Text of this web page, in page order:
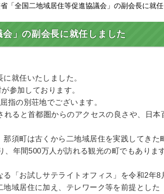
「全国二地域居住等促進協議会」の副会長に就
」の副会長に就任しました
就任いたしました。
参加しております。
指の別荘地でございます。
ると首都圏からのアクセスの良さや、日
須町は古くから二地域居住を実践してきた
年間500万人が訪れる観光の町でもあり
「お試しサテライトオフィス」を令和2年8
域居住に加え、テレワーク等を前提とし